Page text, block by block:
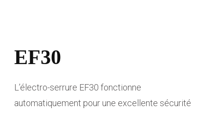
EF30
L’électro-serrure EF30 fonctionne
automatiquement pour une excellente sécurité